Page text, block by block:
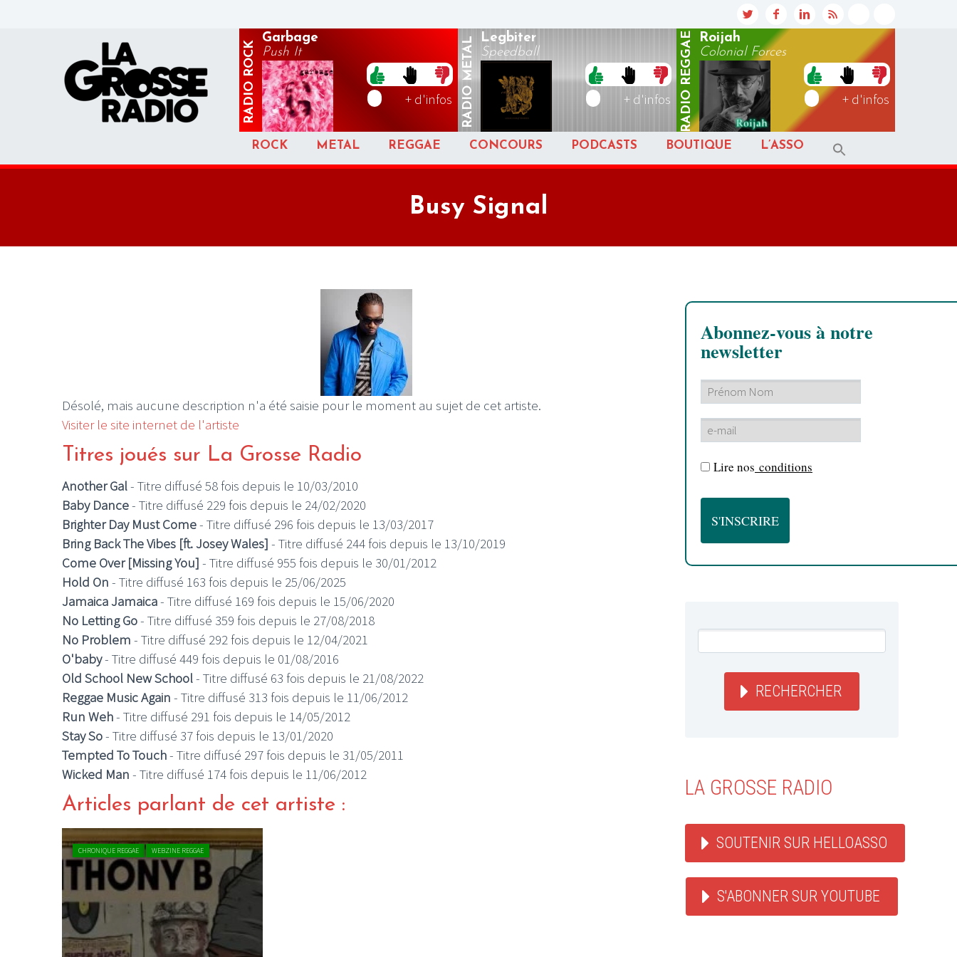
RADIO
ROCK
Garbage
Push It
+ d'infos RADIO
METAL Legbiter
Speedball
+ d'infos RADIO
REGGAE
Roijah
Colonial Forces
+ d'infos
ROCK METAL REGGAE CONCOURS PODCASTS BOUTIQUE L’ASSO
Busy Signal
Désolé, mais aucune description n'a été saisie pour le moment au sujet de cet artiste.
Visiter le site internet de l'artiste
Titres joués sur La Grosse Radio
Another Gal- Titre diffusé 58 fois depuis le 10/03/2010
Baby Dance- Titre diffusé 229 fois depuis le 24/02/2020
Brighter Day Must Come- Titre diffusé 296 fois depuis le 13/03/2017
Bring Back The Vibes [ft. Josey Wales] - Titre diffusé 244 fois depuis le 13/10/2019
Come Over [Missing You] - Titre diffusé 955 fois depuis le 30/01/2012
Hold On - Titre diffusé 163 fois depuis le 25/06/2025
Jamaica Jamaica- Titre diffusé 169 fois depuis le 15/06/2020
No Letting Go- Titre diffusé 359 fois depuis le 27/08/2018
No Problem - Titre diffusé 292 fois depuis le 12/04/2021
O'baby- Titre diffusé 449 fois depuis le 01/08/2016
Old School New School- Titre diffusé 63 fois depuis le 21/08/2022
Reggae Music Again - Titre diffusé 313 fois depuis le 11/06/2012
Run Weh- Titre diffusé 291 fois depuis le 14/05/2012
Stay So- Titre diffusé 37 fois depuis le 13/01/2020
Tempted To Touch- Titre diffusé 297 fois depuis le 31/05/2011
Wicked Man - Titre diffusé 174 fois depuis le 11/06/2012
Articles parlant de cet artiste :
CHRONIQUE REGGAE WEBZINE REGGAE ACTU REGGAE WEBZINE REGGAE
Abonnez-vous à notre
newsletter
Lire nos conditions
RECHERCHER
LA GROSSE RADIO
SOUTENIR SUR HELLOASSO
S'ABONNER SUR YOUTUBE